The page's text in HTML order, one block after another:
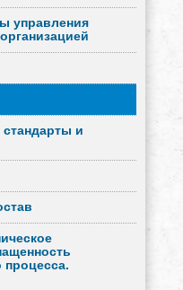
управления
и
процесса.